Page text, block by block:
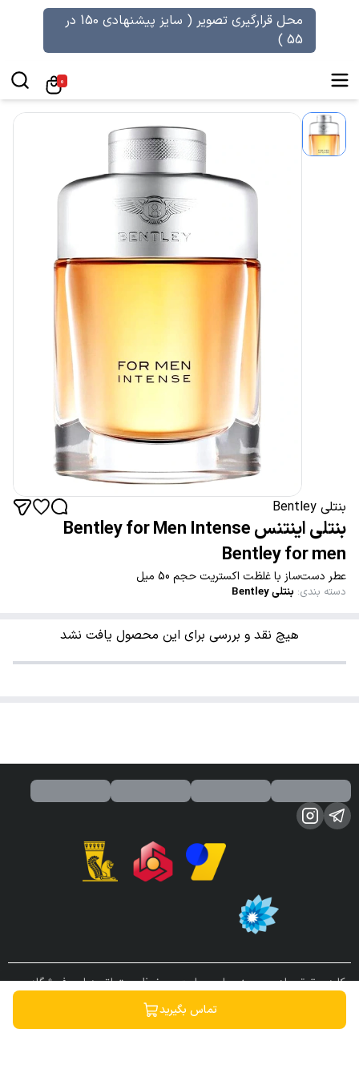
محل قرارگیری تصویر ( سایز پیشنهادی 150 در
55 )
0
بنتلی Bentley
بنتلی اینتنس Bentley for Men Intense
Bentley for men
عطر دست‌ساز با غلظت اکستریت حجم 50 میل
دسته بندی: بنتلی Bentley
تماس بگیرید
هیچ نقد و بررسی برای این محصول یافت نشد
کلیه حقوق مادی و معنوی این سایت محفوظ و متعلق به این فروشگاه می